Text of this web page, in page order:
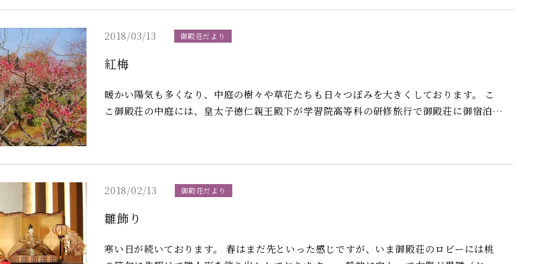
丹です。
2018/03/13 御殿荘だより
紅梅
暖かい陽気も多くなり、中庭の樹々や草花たちも日々つぼみを大きくしております。 こ
こ御殿荘の中庭には、皇太子徳仁親王殿下が学習院高等科の研修旅行で御殿荘に御宿泊さ
のつぼみを大きく膨らませております。 写真は先述しましたピンク色のつぼみの鹿児島
彩豊かな春の中庭をご紹介させて頂きたいと思います。
2018/02/13 御殿荘だより
雛飾り
寒い日が続いております。 春はまだ先といった感じですが、いま御殿荘のロビーには桃